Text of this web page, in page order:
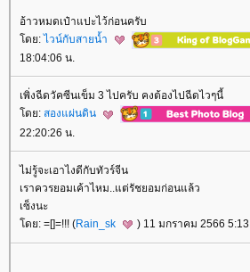
อ้าวหมดเป๋าแปะไว้ก่อนครับ
ดย:ไวน์กับสายน้ำ
18:04:06 น.
เพิ่งฉีดวัคซีนเข็ม 3 ไปครับ คงต้องไปฉีดไวๆนี้
ดย: สองแผ่นดิน
22:20:26 น.
ไม่รู้จะเอาไงดีกับทัวร์จีน
เราควรยอมเค้าไหม..แต่รัชยอมก่อนแล้ว
เซ็งนะ
ดย: =[]=!!! (Rain_sk ) 11 มกราคม 2566